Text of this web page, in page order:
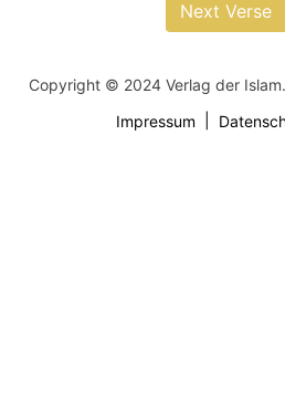
Next Verse
Copyright © 2024 Verlag der
Impressum